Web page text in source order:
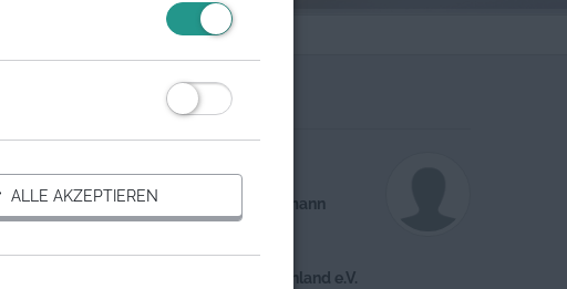
unter 15. Die
sozialen,
Organisation
Ansprechpartner
Ellen Schlendermann
HelpAge Deutschland e.V.
ALLE AKZEPTIEREN